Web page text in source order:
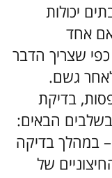
יכולות
אם אחד
כפי שצריך הדבר
גשם.
בדיקת
הבאים:
במהלך בדיקה
של